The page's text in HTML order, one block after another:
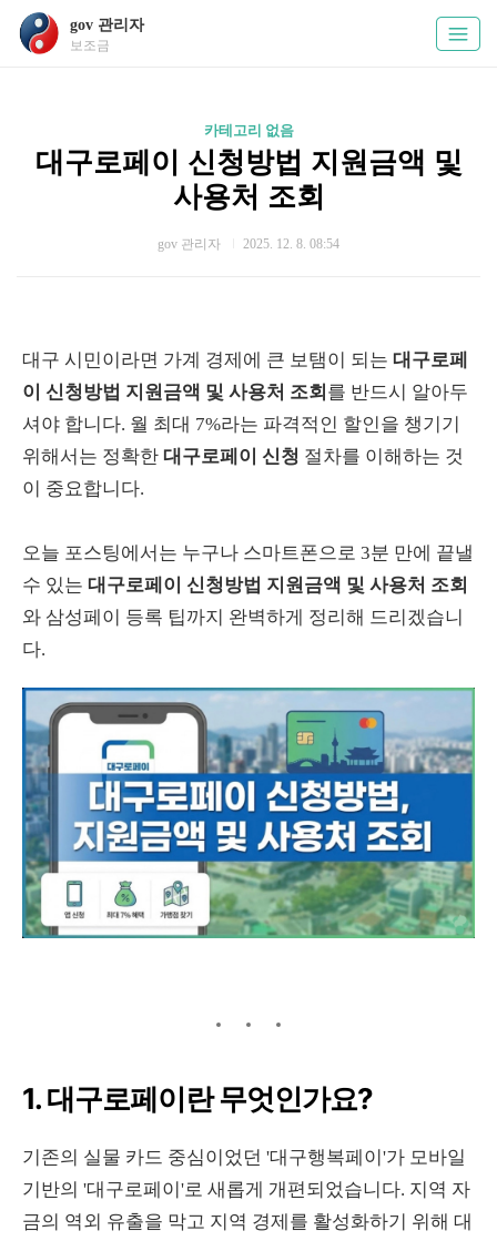
gov 관리자
보조금
카테고리 없음
대구로페이 신청방법 지원금액 및
사용처 조회
gov 관리자 2025. 12. 8. 08:54
대구 시민이라면 가계 경제에 큰 보탬이 되는 대구로페
이 신청방법 지원금액 및 사용처 조회 를 반드시 알아두
셔야 합니다. 월 최대 7%라는 파격적인 할인을 챙기기
위해서는 정확한 대구로페이 신청 절차를 이해하는 것
이 중요합니다.
오늘 포스팅에서는 누구나 스마트폰으로 3분 만에 끝낼
수 있는 대구로페이 신청방법 지원금액 및 사용처 조회
와 삼성페이 등록 팁까지 완벽하게 정리해 드리겠습니
다.
1. 대구로페이란 무엇인가요?
기존의 실물 카드 중심이었던 '대구행복페이'가 모바일
기반의 '대구로페이'로 새롭게 개편되었습니다. 지역 자
금의 역외 유출을 막고 지역 경제를 활성화하기 위해 대